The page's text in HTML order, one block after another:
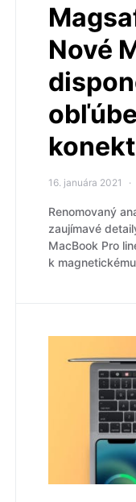
Nové
16. januára 2021
Renomovaný
zaujímavé
MacBook Pro
k